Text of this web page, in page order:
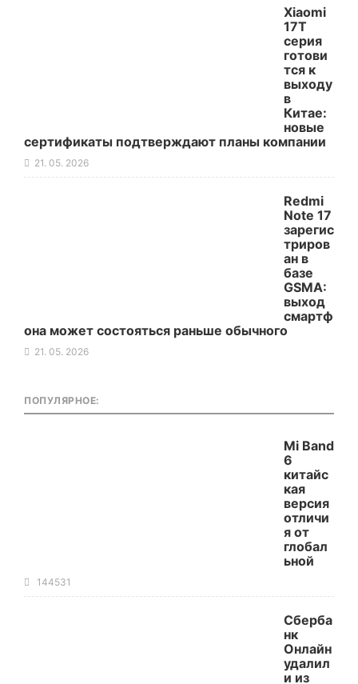
Xiaomi
17T
серия
готови
тся к
выходу
в
Китае:
новые
сертификаты подтверждают планы компании
21. 05. 2026
Redmi
Note 17
зарегис
триров
ан в
базе
GSMA:
выход
смартф
она может состояться раньше обычного
21. 05. 2026
ПОПУЛЯРНОЕ:
Mi Band
6
китайс
кая
версия
отличи
я от
глобал
ьной
144531
Сберба
нк
Онлайн
удалил
и из